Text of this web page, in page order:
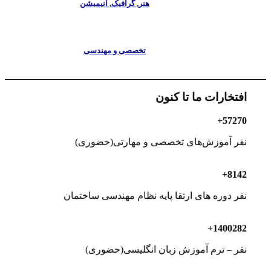
هنر, گرافیک, انیمیشن
تخصصی و مهندسی
افتخارات ما تا کنون
57270
+
نفر آموزش‌های تخصصی و مهارتی(حضوری)
8142
+
نفر دوره های ارتقا پایه نظام مهندسی ساختمان
1400282
+
نفر – ترم آموزش زبان انگلیسی(حضوری)